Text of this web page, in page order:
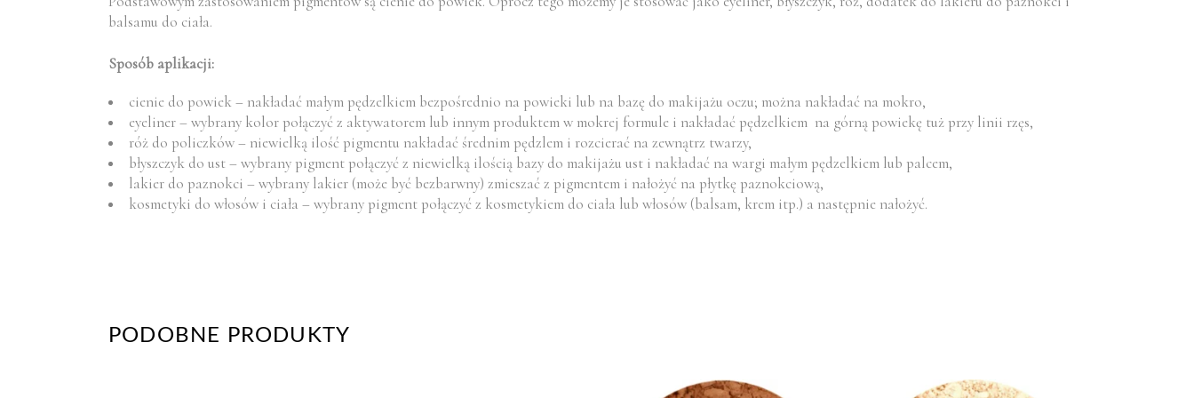
balsamu do ciała.
Sposób aplikacji:
cienie do powiek – nakładać małym pędzelkiem bezpośrednio na powieki lub na bazę do makijażu oczu; można nakładać na mokro,
eyeliner – wybrany kolor połączyć z aktywatorem lub innym produktem w mokrej formule i nakładać pędzelkiem na górną powiekę tuż przy linii rzęs,
róż do policzków – niewielką ilość pigmentu nakładać średnim pędzlem i rozcierać na zewnątrz twarzy,
błyszczyk do ust – wybrany pigment połączyć z niewielką ilością bazy do makijażu ust i nakładać na wargi małym pędzelkiem lub palcem,
lakier do paznokci – wybrany lakier (może być bezbarwny) zmieszać z pigmentem i nałożyć na płytkę paznokciową,
kosmetyki do włosów i ciała – wybrany pigment połączyć z kosmetykiem do ciała lub włosów (balsam, krem itp.) a następnie nałożyć.
PODOBNE PRODUKTY